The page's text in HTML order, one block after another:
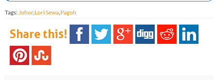
Tags:Johor,Lori Sewa,Pagoh
Share this!